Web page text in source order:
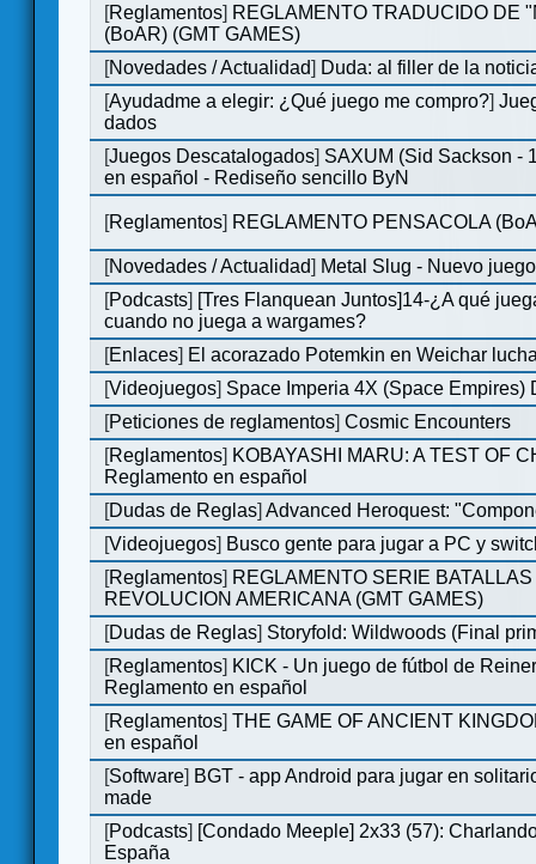
[Reglamentos] REGLAMENTO TRADUCIDO DE
(BoAR) (GMT GAMES)
[Novedades / Actualidad] Duda: al filler de la
[Ayudadme a elegir: ¿Qué juego me compro?]
dados
[Juegos Descatalogados] SAXUM (Sid Sackson -
en español - Rediseño sencillo ByN
[Reglamentos] REGLAMENTO PENSACOLA
[Novedades / Actualidad] Metal Slug - Nuevo
[Podcasts] [Tres Flanquean Juntos]14-¿A qué
cuando no juega a wargames?
[Enlaces] El acorazado Potemkin en Weichar
[Videojuegos] Space Imperia 4X (Space Empires)
[Peticiones de reglamentos]Cosmic Encounters
[Reglamentos] KOBAYASHI MARU: A TEST OF
Reglamento en español
[Dudas de Reglas]Advanced Heroquest:
[Videojuegos] Busco gente para jugar a PC y
[Reglamentos] REGLAMENTO SERIE
REVOLUCION AMERICANA (GMT GAMES)
[Dudas de Reglas] Storyfold: Wildwoods (Final
[Reglamentos] KICK - Un juego de fútbol de
Reglamento en español
[Reglamentos]THE GAME OF ANCIENT
en español
[Software] BGT - app Android para jugar en
made
[Podcasts] [Condado Meeple] 2x33 (57):
España